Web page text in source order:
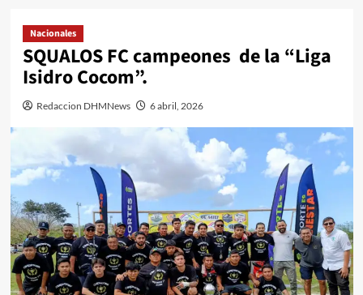
Nacionales
SQUALOS FC campeones de la “Liga
Isidro Cocom”.
Redaccion DHMNews 6 abril, 2026